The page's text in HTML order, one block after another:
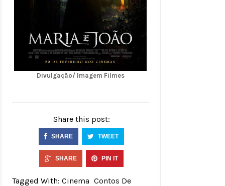
Divulgação/ Imagem Filmes
Share this post:
SHARE TWEET
SHARE PIN IT
Tagged With: Cinema Contos De